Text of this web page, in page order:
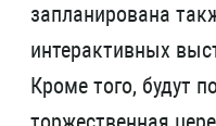
запланирована
интерактивных
Кроме того, будут